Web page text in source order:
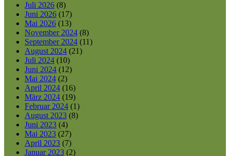
Juli 2026 (8)
Juni 2026 (17)
Mai 2026 (13)
November 2024 (8)
September 2024 (11)
August 2024 (21)
Juli 2024 (10)
Juni 2024 (12)
Mai 2024 (2)
April 2024 (16)
März 2024 (19)
Februar 2024 (1)
August 2023 (8)
Juni 2023 (4)
Mai 2023 (27)
April 2023 (7)
Januar 2023 (2)